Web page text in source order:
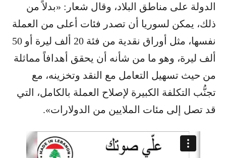
الدولة على مناطق البلاد، وقال شعار: «بدلاً من
ذلك، يمكن لسوريا أن تصدر فئات أعلى من العملة
نفسها، مثل أوراق نقدية من فئة 20 ألف ليرة أو 50
ألف ليرة، وهو ما من شأنه أن يحقق أهدافاً مماثلة
من حيث تسهيل التعامل مع النقد وتخزينه، مع
تجنُّب التكلفة الكبيرة لإصلاح العملة بالكامل، التي
قد تصل إلى مئات الملايين من الدولارات».